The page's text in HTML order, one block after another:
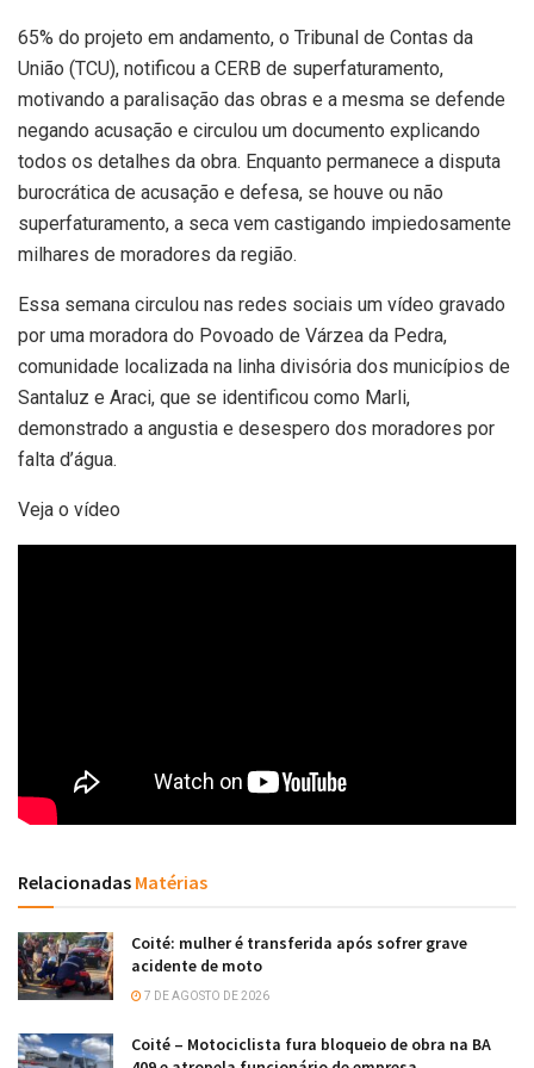
65% do projeto em andamento, o Tribunal de Contas da
União (TCU), notificou a CERB de superfaturamento,
motivando a paralisação das obras e a mesma se defende
negando acusação e circulou um documento explicando
todos os detalhes da obra. Enquanto permanece a disputa
burocrática de acusação e defesa, se houve ou não
superfaturamento, a seca vem castigando impiedosamente
milhares de moradores da região.
Essa semana circulou nas redes sociais um vídeo gravado
por uma moradora do Povoado de Várzea da Pedra,
comunidade localizada na linha divisória dos municípios de
Santaluz e Araci, que se identificou como Marli,
demonstrado a angustia e desespero dos moradores por
falta d’água.
Veja o vídeo
Relacionadas Matérias
Coité: mulher é transferida após sofrer grave
acidente de moto
7 DE AGOSTO DE 2026
Coité – Motociclista fura bloqueio de obra na BA